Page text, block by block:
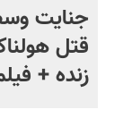
جنایت
قتل
زنده +